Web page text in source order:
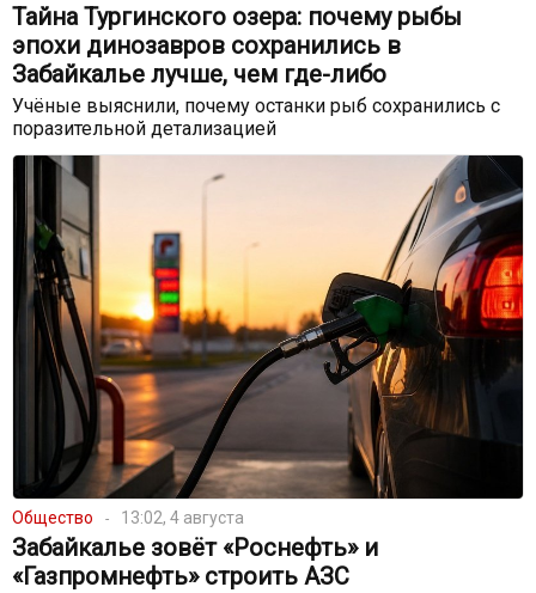
Тайна Тургинского озера: почему рыбы
эпохи динозавров сохранились в
Забайкалье лучше, чем где-либо
Учёные выяснили, почему останки рыб сохранились с
поразительной детализацией
Общество 13:02, 4 августа
Забайкалье зовёт «Роснефть» и
«Газпромнефть» строить АЗС